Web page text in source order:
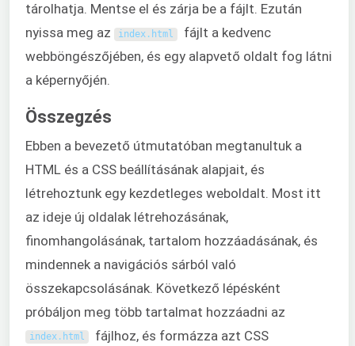
tárolhatja. Mentse el és zárja be a fájlt. Ezután
nyissa meg az
index. html fájlt a kedvenc
webböngészőjében, és egy alapvető oldalt fog látni
a képernyőjén.
Összegzés
Ebben a bevezető útmutatóban megtanultuk a
HTML és a CSS beállításának alapjait, és
létrehoztunk egy kezdetleges weboldalt. Most itt
az ideje új oldalak létrehozásának,
finomhangolásának, tartalom hozzáadásának, és
mindennek a navigációs sárból való
összekapcsolásának. Következő lépésként
próbáljon meg több tartalmat hozzáadni az
index. html fájlhoz, és formázza azt CSS